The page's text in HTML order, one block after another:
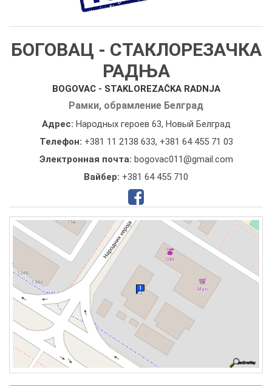
БОГОВАЦ - СТАКЛОРЕЗАЧКА
РАДЊА
BOGOVAC - STAKLOREZAČKA RADNJA
Рамки, обрамление Белград
Адрес: Народных героев 63, Новый Белград
Телефон: +381 11 2138 633, +381 64 455 71 03
Электронная почта: bogovac011@gmail.com
Вайбер: +381 64 455 710